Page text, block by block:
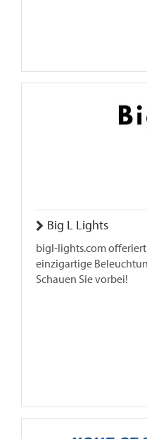
Big L Lights
bigl-lights.com
einzigartige
Schauen Sie vorbei!